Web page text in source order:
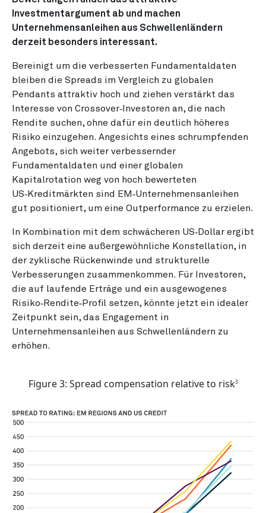
Investmentargument ab und machen
Unternehmensanleihen aus Schwellenländern
derzeit besonders interessant.
Bereinigt um die verbesserten Fundamentaldaten
bleiben die Spreads im Vergleich zu globalen
Pendants attraktiv hoch und ziehen verstärkt das
Interesse von Crossover‑Investoren an, die nach
Rendite suchen, ohne dafür ein deutlich höheres
Risiko einzugehen. Angesichts eines schrumpfenden
Angebots, sich weiter verbessernder
Fundamentaldaten und einer globalen
Kapitalrotation weg von hoch bewerteten
US‑Kreditmärkten sind EM‑Unternehmensanleihen
gut positioniert, um eine Outperformance zu erzielen.
In Kombination mit dem schwächeren US‑Dollar ergibt
sich derzeit eine außergewöhnliche Konstellation, in
der zyklische Rückenwinde und strukturelle
Verbesserungen zusammenkommen. Für Investoren,
die auf laufende Erträge und ein ausgewogenes
Risiko‑Rendite‑Profil setzen, könnte jetzt ein idealer
Zeitpunkt sein, das Engagement in
Unternehmensanleihen aus Schwellenländern zu
erhöhen.
Figure 3: Spread compensation relative to risk3